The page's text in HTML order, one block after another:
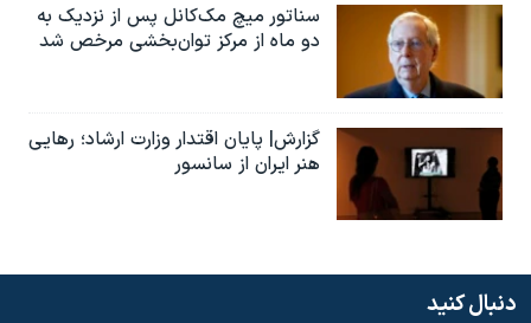
سناتور میچ مک‌کانل پس از نزدیک به
دو ماه از مرکز توان‌بخشی مرخص شد
گزارش| پایان اقتدار وزارت ارشاد؛ رهایی
هنر ایران از سانسور
دنبال کنید